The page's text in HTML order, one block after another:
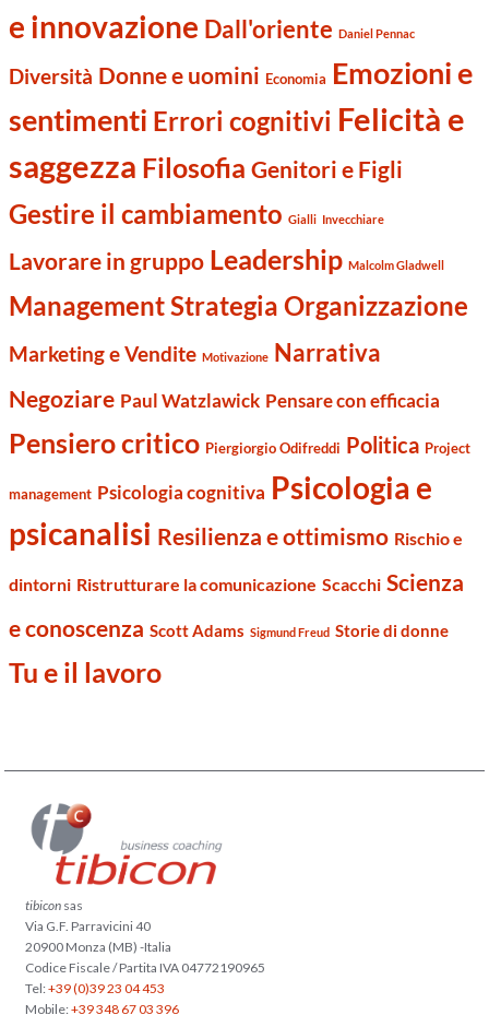
e innovazione Dall'oriente Daniel Pennac
Diversità Donne e uomini Economia Emozioni e
sentimenti Errori cognitivi Felicità e
saggezza Filosofia Genitori e Figli
Gestire il cambiamento Gialli Invecchiare
Lavorare in gruppo Leadership Malcolm Gladwell
Management Strategia Organizzazione
Marketing e Vendite Motivazione Narrativa
Negoziare Paul Watzlawick Pensare con efficacia
Pensiero critico Piergiorgio Odifreddi Politica Project
management Psicologia cognitiva Psicologia e
psicanalisi Resilienza e ottimismo Rischio e
dintorni Ristrutturare la comunicazione Scacchi Scienza
e conoscenza Scott Adams Sigmund Freud Storie di donne
Tu e il lavoro
tibicon sas
Via G.F. Parravicini 40
20900 Monza (MB) -Italia
Codice Fiscale / Partita IVA 04772190965
Tel:+39 (0)39 23 04 453
Mobile:+39 348 67 03 396